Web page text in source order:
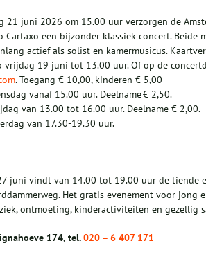
21 juni 2026 om 15.00 uur verzorgen de
een bijzonder klassiek concert. Beide
actief als solist en kamermusicus.
19 juni tot 13.00 uur. Of op de
. Toegang € 10,00, kinderen € 5,00
vanaf 15.00 uur. Deelname € 2,50.
van 13.00 tot 16.00 uur. Deelname € 2,00.
van 17.30-19.30 uur.
juni vindt van 14.00 tot 19.00 uur de tiende
Het gratis evenement voor
ontmoeting, kinderactiviteiten en gezellig
174, tel.020 – 6 407 171